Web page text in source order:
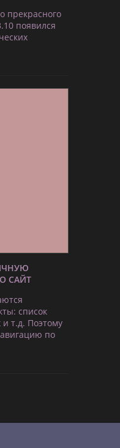
прекрасного
появился
САЙТ
список
и т.д. Поэтому
по